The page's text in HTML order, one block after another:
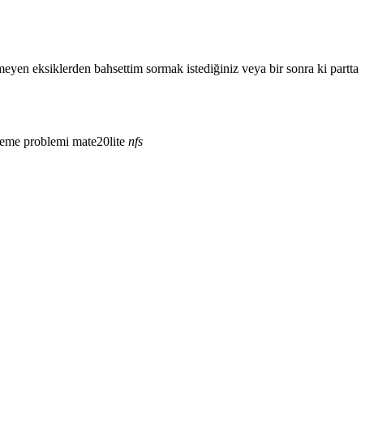
eksiklerden bahsettim sormak istediğiniz veya bir sonra ki partta
problemi mate20lite nfs